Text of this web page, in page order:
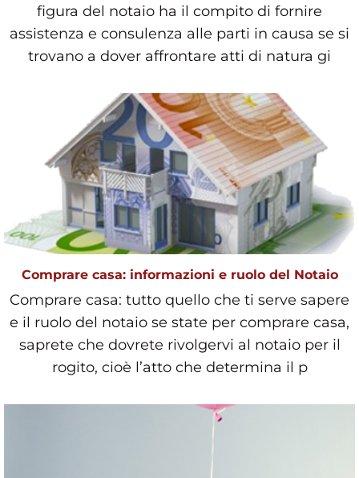
figura del notaio ha il compito di fornire
assistenza e consulenza alle parti in causa se si
trovano a dover affrontare atti di natura gi
Comprare casa: informazioni e ruolo del Notaio
Comprare casa: tutto quello che ti serve sapere
e il ruolo del notaio se state per comprare casa,
saprete che dovrete rivolgervi al notaio per il
rogito, cioè l’atto che determina il p